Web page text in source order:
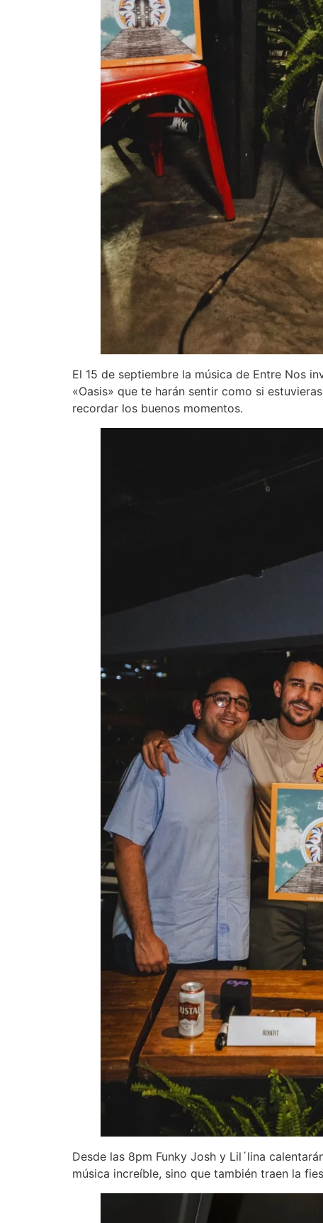
El 15 de septiembre la música de Entre Nos
«Oasis» que te harán sentir como si
recordar los buenos momentos.
Desde las 8pm Funky Josh y Lil´lina
música increíble, sino que también traen la